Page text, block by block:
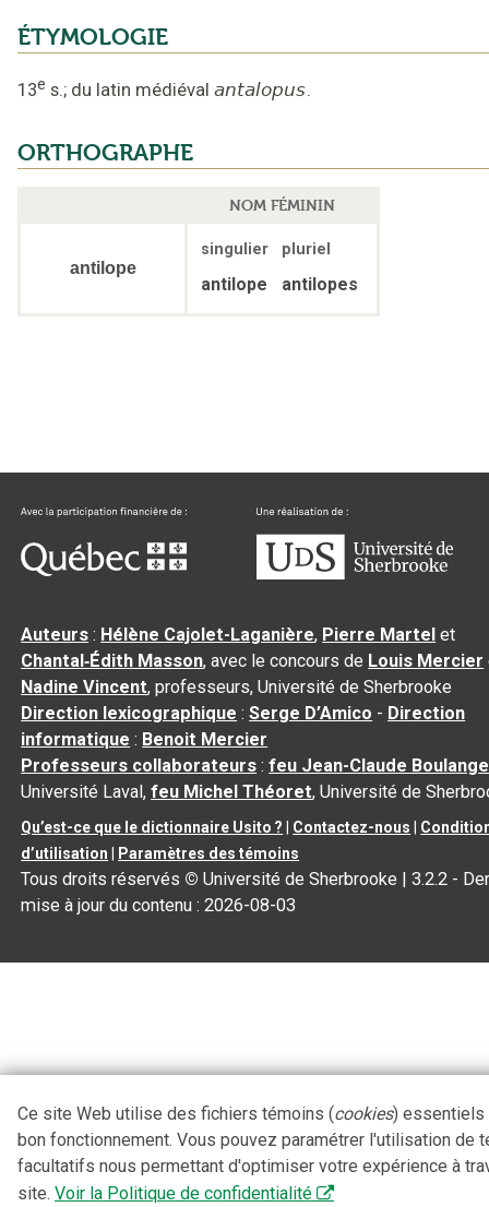
ÉTYMOLOGIE
13e s.; du latin médiéval antalopus.
ORTHOGRAPHE
NOM FÉMININ
antilope
singulier pluriel
antilope antilopes
Auteurs : Hélène Cajolet-Laganière, Pierre Martel et
Chantal‑Édith Masson, avec le concours de Louis Mercier
Nadine Vincent, professeurs, Université de Sherbrooke
Direction lexicographique :Serge D’Amico - Direction
informatique : Benoit Mercier
Professeurs collaborateurs :feu Jean-Claude
Université Laval,feu Michel Théoret, Université de
Qu’est-ce que le dictionnaire Usito ? | Contactez-nous |
d’utilisation | Paramètres des témoins
Tous droits réservés © Université de Sherbrooke |3.2.2 -
mise à jour du contenu :2026-08-03
Ce site Web utilise des fichiers témoins (cookies) essentiels
bon fonctionnement. Vous pouvez paramétrer l'utilisation de
facultatifs nous permettant d'optimiser votre expérience à
site. Voir la Politique de confidentialité